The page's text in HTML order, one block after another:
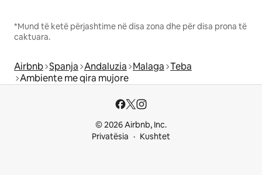
*Mund të ketë përjashtime në disa zona dhe për disa prona të
caktuara.
Airbnb Spanja Andaluzia Malaga Teba
Ambiente me qira mujore
© 2026 Airbnb, Inc.
Privatësia
Kushtet